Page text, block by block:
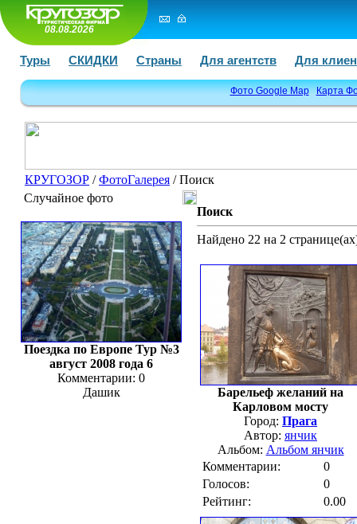
08.08.2026
Туры СКИДКИ Страны Для агентств Для
Фото Google Map Карта
КРУГОЗОР /ФотоГалерея / Поиск
Случайное фото
Поездка по Европе Тур №3
август 2008 года 6
Комментарии: 0
Дашик
Поиск
Найдено 22 на 2
Барельеф желаний на
Карловом мосту
Город: Прага
Автор: янчик
Альбом: Альбом янчик
Комментарии:
0
Голосов:
0
Рейтинг:
0.00